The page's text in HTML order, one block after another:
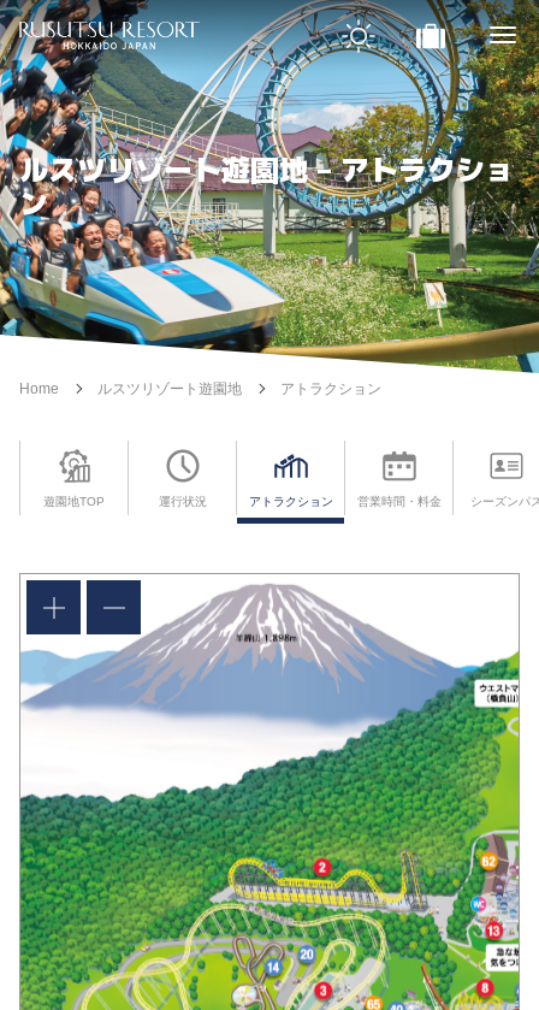
ルスツリゾート遊園地 – アトラクショ
ン
Home ルスツリゾート遊園地 アトラクション
遊園地TOP 運行状況 アトラクション 営業時間・料金 シーズンパ